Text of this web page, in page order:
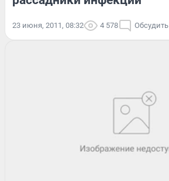
23 июня, 2011, 08:32 4 578 Обсудить